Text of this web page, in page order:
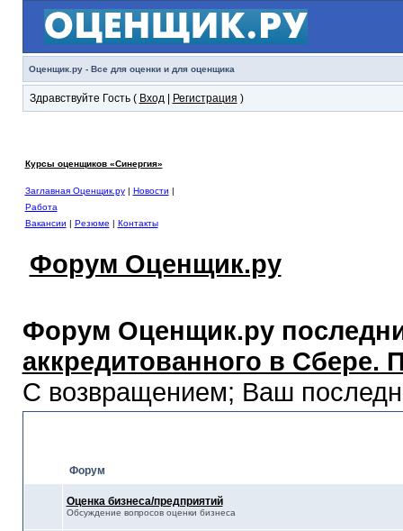
Оценщик.ру - Все для оценки и для оценщика
Здравствуйте Гость ( Вход| Регистрация )
Курсы оценщиков «Синергия»
Заглавная Оценщик.ру| Новости |
Работа
Вакансии | Резюме | Контакты
Форум Оценщик.ру
Форум Оценщик.ру
аккредитованного в Сбере.
С возвращением; Ваш
Форум
Оценка бизнеса/предприятий
Обсуждение вопросов оценки бизнеса